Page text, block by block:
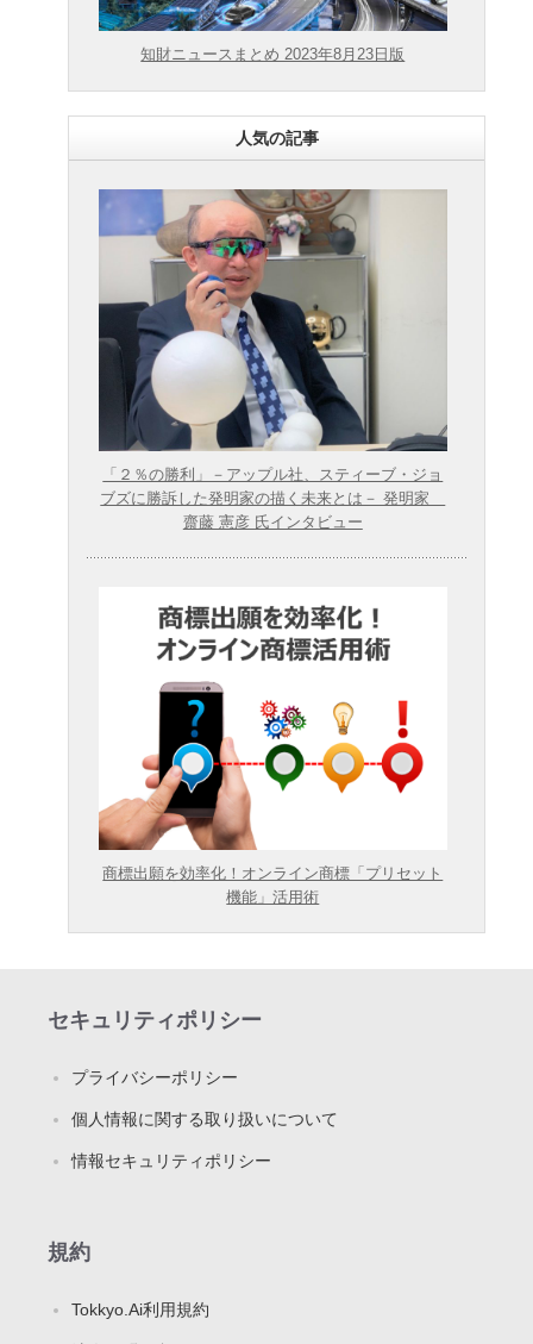
知財ニュースまとめ 2023年8月23日版
人気の記事
「２％の勝利」－アップル社、スティーブ・ジョ
ブズに勝訴した発明家の描く未来とは－ 発明家
齋藤 憲彦 氏インタビュー
商標出願を効率化！オンライン商標「プリセット
機能」活用術
セキュリティポリシー
プライバシーポリシー
個人情報に関する取り扱いについて
情報セキュリティポリシー
規約
Tokkyo.Ai利用規約